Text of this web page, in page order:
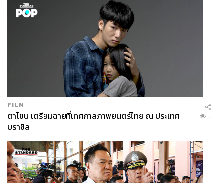
FILM
ตาโขน เตรียมฉายที่เทศกาลภาพยนตร์ไทย ณ ประเทศ
บราซิล
...